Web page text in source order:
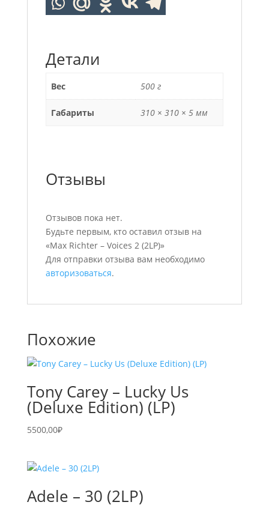
Детали
Вес 500 г
Габариты 310 × 310 × 5 мм
Отзывы
Отзывов пока нет.
Будьте первым, кто оставил отзыв на
«Max Richter – Voices 2 (2LP)»
Для отправки отзыва вам необходимо
авторизоваться.
Похожие
Tony Carey – Lucky Us
(Deluxe Edition) (LP)
5500,00₽
Adele – 30 (2LP)